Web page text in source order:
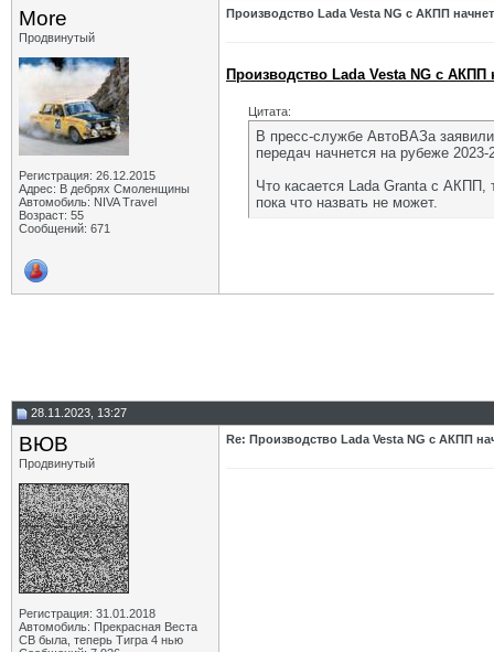
More
Продвинутый
Регистрация: 26.12.2015
Адрес: В дебрях Смоленщины
Автомобиль: NIVA Travel
Возраст: 55
Сообщений: 671
Производство Lada Vesta NG с АКПП
Производство Lada Vesta NG с АКПП
Цитата:
В пресс-службе АвтоВАЗа
передач начнется на рубеже 2023-
Что касается Lada Granta с АКПП,
пока что назвать не может.
28.11.2023, 13:27
ВЮВ
Продвинутый
Регистрация: 31.01.2018
Автомобиль: Прекрасная Веста
СВ была, теперь Тигра 4 нью
Re: Производство Lada Vesta NG с АКПП